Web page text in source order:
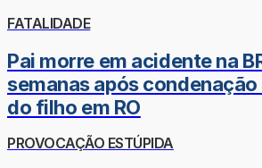
FATALIDADE
Pai morre em acidente na
semanas após
do filho em RO
PROVOCAÇÃO ESTÚPIDA